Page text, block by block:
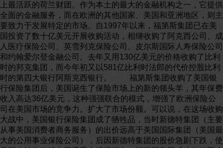
上最活跃的荷兰财团。作为本土的最大的金融机构之一，它提供
全面的金融服务，而在欧洲的其他国家、美国和亚洲地区，则主
要致力于发展特定的市场。自1997年以来，福第斯集团已在美
国投资了数十亿美元开展收购活动，相继收购了阿克西公司、成
人医疗保险公司、英雪列克保险公司、皮尔斯国际人寿保险公司
和约翰爱尔登金融公司。去年又用130亿美元的价格收购了比利
时的邦克集团，而今年初又以581亿比利时法郎的代价控股比利
时的第四大银行阿斯克西银行。 福第斯集团收购了美国银
行保险集团后，美国诞生了保险市场上的新的领头羊，其年保费
收入高达36亿美元，这种强强联合的模式，增强了欧洲保险公
司在美国市场的竞争力。扩大了市场份额。可以说，在这场收购
大战中，美国银行保险集团成了牺牲品，当时新德特集团（主要
从事美国消费者商务服务）的出价远高于美国国际集团（美国最
大的公用事业保险公司），后因新德特集团的股价急剧下跌，使